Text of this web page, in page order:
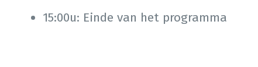
15:00u: Einde van het programma